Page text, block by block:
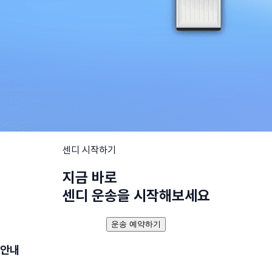
센디 시작하기
지금 바로
센디 운송을 시작해보세요
운송 예약하기
안내